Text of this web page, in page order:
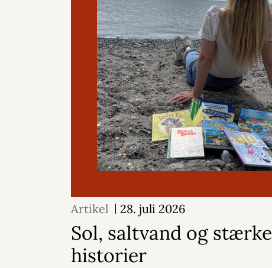
Artikel 28. juli 2026
Sol, saltvand og stærke
historier